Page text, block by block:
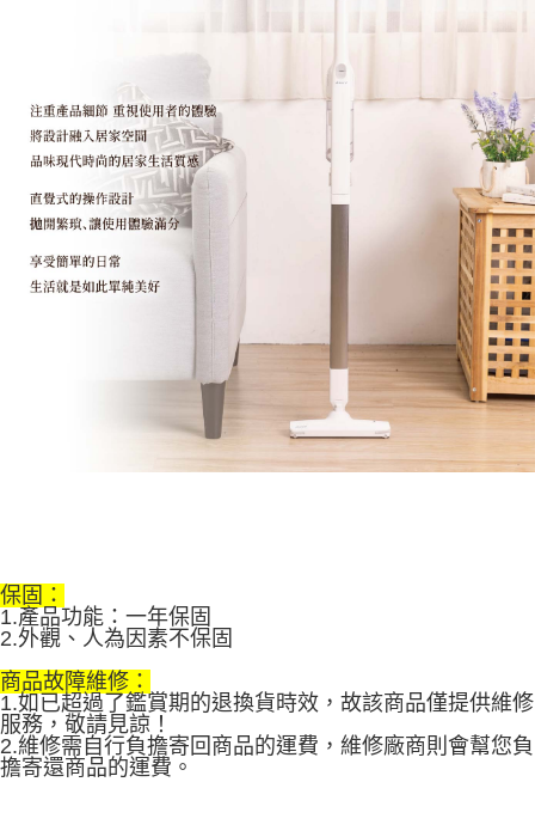
保固：
1.產品功能：一年保固
2.外觀、人為因素不保固
商品故障維修：
1.如已超過了鑑賞期的退換貨時效，故該商品僅提供維修
服務，敬請見諒！
2.維修需自行負擔寄回商品的運費，維修廠商則會幫您負
擔寄還商品的運費。